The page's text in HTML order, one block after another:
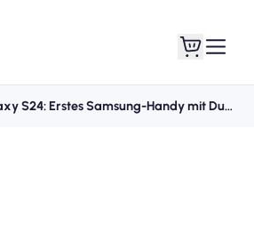
Samsung Galaxy S24: Erstes Samsung-Handy mit Dual-eSIM